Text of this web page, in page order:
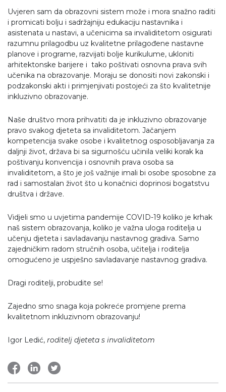
Uvjeren sam da obrazovni sistem može i mora snažno raditi
i promicati bolju i sadržajniju edukaciju nastavnika i
asistenata u nastavi, a učenicima sa invaliditetom osigurati
razumnu prilagodbu uz kvalitetne prilagođene nastavne
planove i programe, razvijati bolje kurikulume, ukloniti
arhitektonske barijere i tako poštivati osnovna prava svih
učenika na obrazovanje. Moraju se donositi novi zakonski i
podzakonski akti i primjenjivati postojeći za što kvalitetnije
inkluzivno obrazovanje.
Naše društvo mora prihvatiti da je inkluzivno obrazovanje
pravo svakog djeteta sa invaliditetom. Jačanjem
kompetencija svake osobe i kvalitetnog osposobljavanja za
daljnji život, država bi sa sigurnošću učinila veliki korak ka
poštivanju konvencija i osnovnih prava osoba sa
invaliditetom, a što je još važnije imali bi osobe sposobne za
rad i samostalan život što u konačnici doprinosi bogatstvu
društva i države.
Vidjeli smo u uvjetima pandemije COVID-19 koliko je krhak
naš sistem obrazovanja, koliko je važna uloga roditelja u
učenju djeteta i savladavanju nastavnog gradiva. Samo
zajedničkim radom stručnih osoba, učitelja i roditelja
omogućeno je uspješno savladavanje nastavnog gradiva.
Dragi roditelji, probudite se!
Zajedno smo snaga koja pokreće promjene prema
kvalitetnom inkluzivnom obrazovanju!
Igor Ledić, roditelj djeteta s invaliditetom